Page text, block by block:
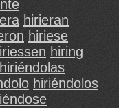
hirieran
hiriese
hiring
hiriéndolas
hiriéndolos